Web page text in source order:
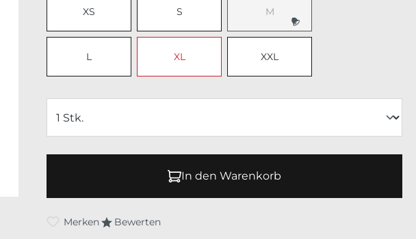
XS S M
L XL XXL
In den Warenkorb
Merken Bewerten